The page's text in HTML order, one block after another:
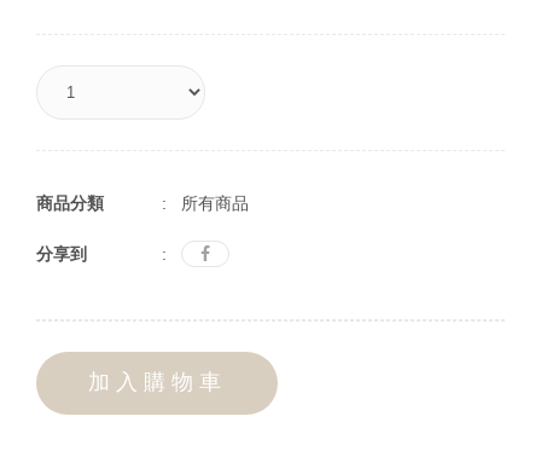
商品分類 : 所有商品
分享到 :
加入購物車